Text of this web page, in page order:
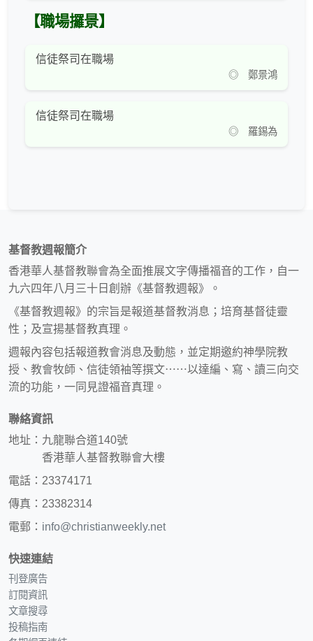
【職場攞景】
信徒祭司在職場
◎ 鄭景鴻
信徒祭司在職場
◎ 羅錫為
基督教週報簡介
香港華人基督教聯會為全面推展文字傳播福音的工作，自一
九六四年八月三十日創辦《基督教週報》。
《基督教週報》的宗旨是報道基督教消息；培育基督徒靈
性；及宣揚基督教真理。
週報內容包括報道教會消息及動態，並定期邀約神學院教
授、教會牧師、信徒領袖等撰文⋯⋯以達編、寫、讀三向交
流的功能，一同見證福音真理。
聯絡資訊
地址：九龍聯合道140號
香港華人基督教聯會大樓
電話：23374171
傳真：23382314
電郵： info@christianweekly.net
快速連結
刊登廣告
訂閱資訊
文章搜尋
投稿指南